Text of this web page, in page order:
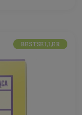
BESTSELLER